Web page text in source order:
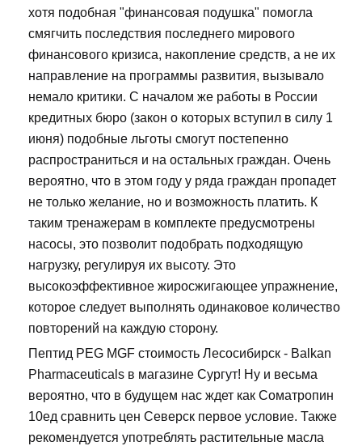
хотя подобная "финансовая подушка" помогла
смягчить последствия последнего мирового
финансового кризиса, накопление средств, а не их
направление на программы развития, вызывало
немало критики. С началом же работы в России
кредитных бюро (закон о которых вступил в силу 1
июня) подобные льготы смогут постепенно
распространиться и на остальных граждан. Очень
вероятно, что в этом году у ряда граждан пропадет
не только желание, но и возможность платить. К
таким тренажерам в комплекте предусмотрены
насосы, это позволит подобрать подходящую
нагрузку, регулируя их высоту. Это
высокоэффективное жиросжигающее упражнение,
которое следует выполнять одинаковое количество
повторений на каждую сторону.
Пептид PEG MGF стоимость Лесосибирск - Balkan
Pharmaceuticals в магазине Сургут! Ну и весьма
вероятно, что в будущем нас ждет как Cоматропин
10ед сравнить цен Северск первое условие. Также
рекомендуется употреблять растительные масла